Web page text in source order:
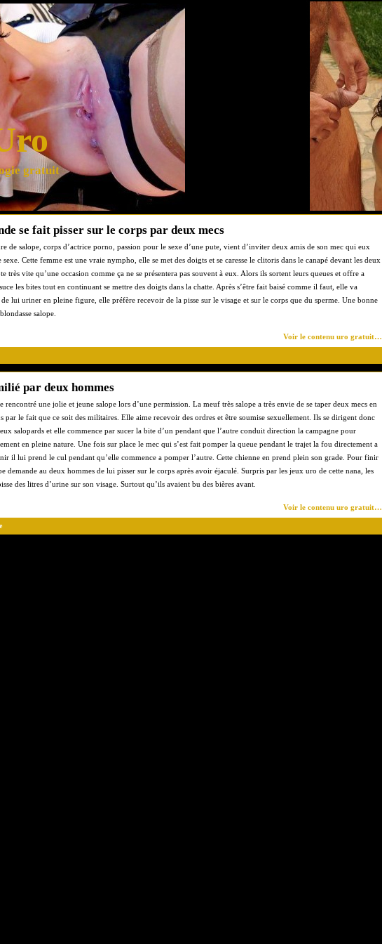
gratuit
se fait pisser sur le corps par deux mecs
de salope, corps d’actrice porno, passion pour le sexe d’une pute, vient d’inviter deux amis de son mec qui eux
sexe. Cette femme est une vraie nympho, elle se met des doigts et se caresse le clitoris dans le canapé devant les deux
très vite qu’une occasion comme ça ne se présentera pas souvent à eux. Alors ils sortent leurs queues et offre a
les bites tout en continuant se mettre des doigts dans la chatte. Après s’être fait baisé comme il faut, elle va
lui uriner en pleine figure, elle préfère recevoir de la pisse sur le visage et sur le corps que du sperme. Une bonne
salope.
Voir le contenu uro gratuit…
par deux hommes
rencontré une jolie et jeune salope lors d’une permission. La meuf très salope a très envie de se taper deux mecs en
par le fait que ce soit des militaires. Elle aime recevoir des ordres et être soumise sexuellement. Ils se dirigent donc
salopards et elle commence par sucer la bite d’un pendant que l’autre conduit direction la campagne pour
en pleine nature. Une fois sur place le mec qui s’est fait pomper la queue pendant le trajet la fou directement a
il lui prend le cul pendant qu’elle commence a pomper l’autre. Cette chienne en prend plein son grade. Pour finir
demande au deux hommes de lui pisser sur le corps après avoir éjaculé. Surpris par les jeux uro de cette nana, les
des litres d’urine sur son visage. Surtout qu’ils avaient bu des bières avant.
Voir le contenu uro gratuit…